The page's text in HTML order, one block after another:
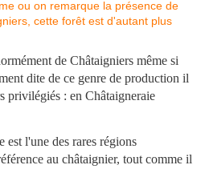
de Châtaigniers même si
dite de ce genre de production il
privilégiés : en Châtaigneraie
est l'une des rares régions
au châtaignier, tout comme il